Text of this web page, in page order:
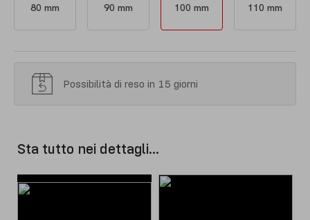
80 mm 90 mm 100 mm 110 mm
Possibilità di reso in 15 giorni
Sta tutto nei dettagli...